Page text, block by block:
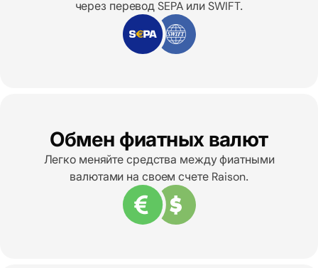
через перевод SEPA или SWIFT.
Обмен фиатных валют
Легко меняйте средства между фиатными
валютами на своем счете Raison.